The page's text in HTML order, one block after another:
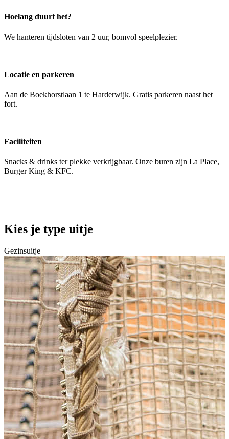
Hoelang duurt het?
We hanteren tijdsloten van 2 uur, bomvol speelplezier.
Locatie en parkeren
Aan de Boekhorstlaan 1 te Harderwijk. Gratis parkeren naast het
fort.
Faciliteiten
Snacks & drinks ter plekke verkrijgbaar. Onze buren zijn La Place,
Burger King & KFC.
Kies je type uitje
Gezinsuitje